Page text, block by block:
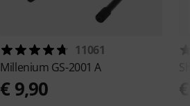
11061
Millenium GS-2001 A
€ 9,90